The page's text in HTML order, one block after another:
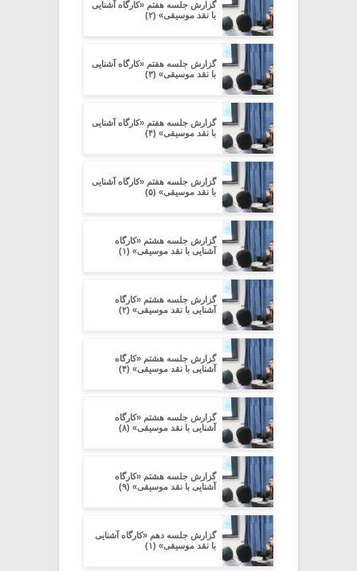
گزارش جلسه هفتم «کارگاه آشنایی
با نقد موسیقی» (۲)
گزارش جلسه هفتم «کارگاه آشنایی
با نقد موسیقی» (۳)
گزارش جلسه هفتم «کارگاه آشنایی
با نقد موسیقی» (۴)
گزارش جلسه هفتم «کارگاه آشنایی
با نقد موسیقی» (۵)
گزارش جلسه هشتم «کارگاه
آشنایی با نقد موسیقی» (۱)
گزارش جلسه هشتم «کارگاه
آشنایی با نقد موسیقی» (۲)
گزارش جلسه هشتم «کارگاه
آشنایی با نقد موسیقی» (۴)
گزارش جلسه هشتم «کارگاه
آشنایی با نقد موسیقی» (۸)
گزارش جلسه هشتم «کارگاه
آشنایی با نقد موسیقی» (۹)
گزارش جلسه دهم «کارگاه آشنایی
با نقد موسیقی» (۱)